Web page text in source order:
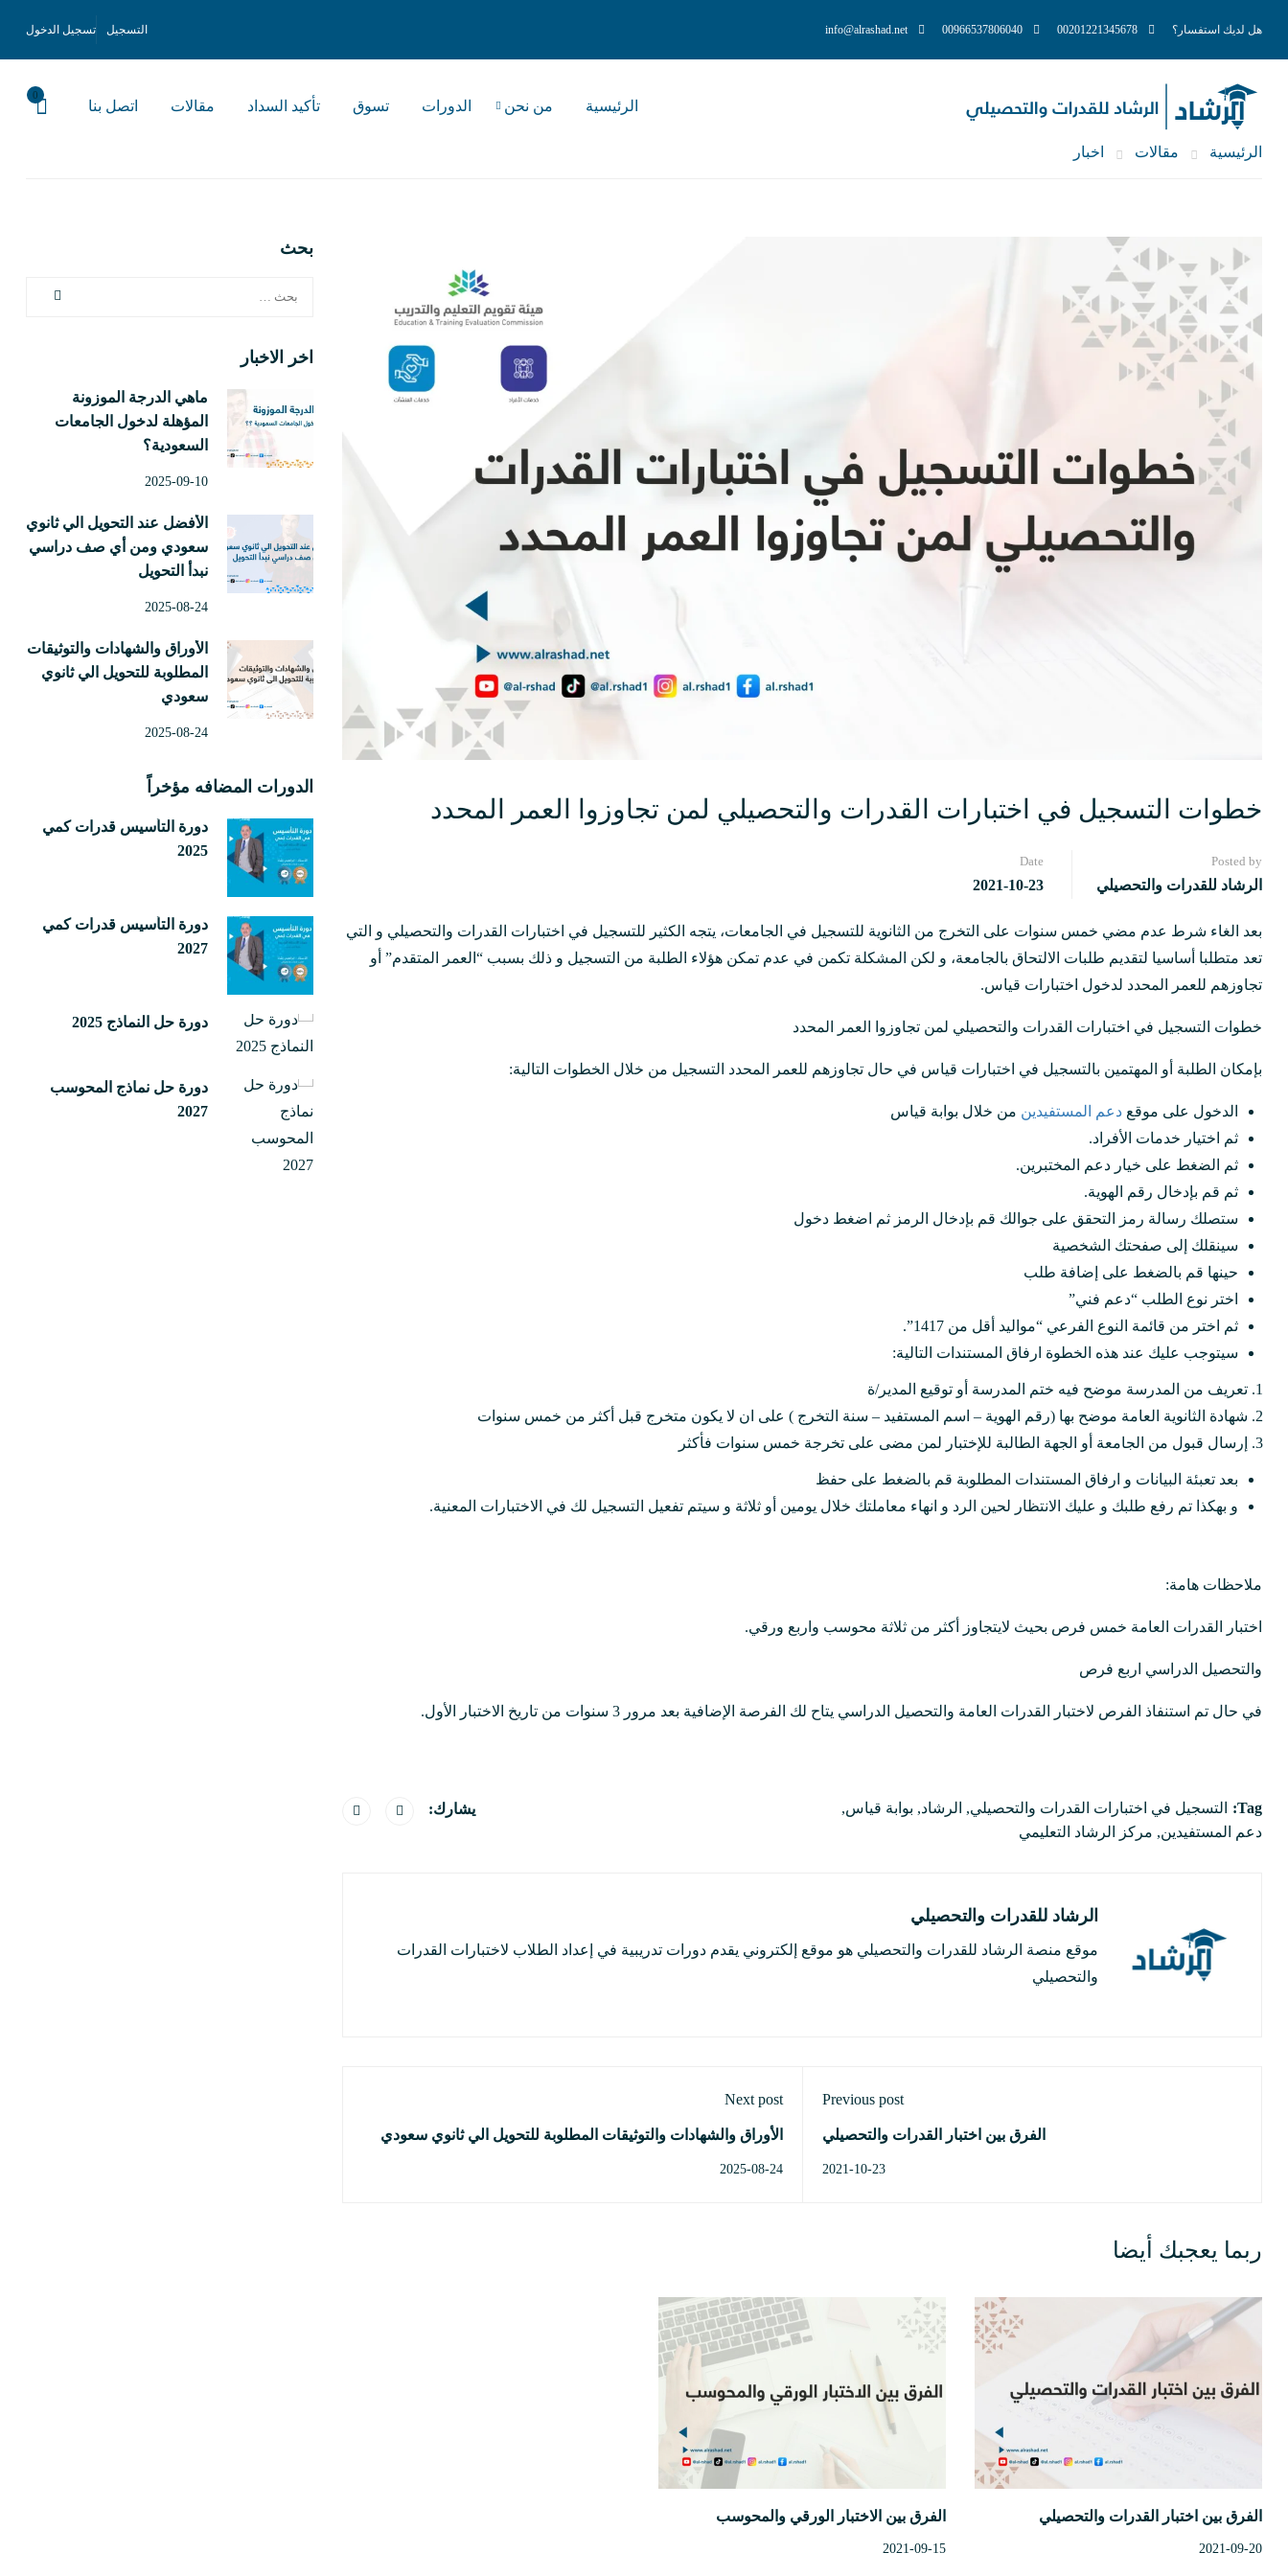
هل لديك استفسار؟ 00201221345678
00966537806040
info@alrashad.net التسجيل تسجيل الدخول
الرئيسية من نحن الدورات تسوق تأكيد السداد مقالات اتصل بنا
0
الرئيسية مقالات اخبار
خطوات التسجيل في اختبارات القدرات والتحصيلي لمن تجاوزوا العمر المحدد
Posted by
الرشاد للقدرات والتحصيلي
Date
2021-10-23
بعد الغاء شرط عدم مضي خمس سنوات على التخرج من الثانوية للتسجيل في الجامعات، يتجه الكثير للتسجيل في اختبارات القدرات والتحصيلي و التي
تعد متطلبا أساسيا لتقديم طلبات الالتحاق بالجامعة، و لكن المشكلة تكمن في عدم تمكن هؤلاء الطلبة من التسجيل و ذلك بسبب “العمر المتقدم” أو
تجاوزهم للعمر المحدد لدخول اختبارات قياس.
خطوات التسجيل في اختبارات القدرات والتحصيلي لمن تجاوزوا العمر المحدد
بإمكان الطلبة أو المهتمين بالتسجيل في اختبارات قياس في حال تجاوزهم للعمر المحدد التسجيل من خلال الخطوات التالية:
الدخول على موقع دعم المستفيدين من خلال بوابة قياس
ثم اختيار خدمات الأفراد.
ثم الضغط على خيار دعم المختبرين.
ثم قم بإدخال رقم الهوية.
ستصلك رسالة رمز التحقق على جوالك قم بإدخال الرمز ثم اضغط دخول
سينقلك إلى صفحتك الشخصية
حينها قم بالضغط على إضافة طلب
اختر نوع الطلب “دعم فني”
ثم اختر من قائمة النوع الفرعي “مواليد أقل من 1417”.
سيتوجب عليك عند هذه الخطوة ارفاق المستندات التالية:
تعريف من المدرسة موضح فيه ختم المدرسة أو توقيع المدير/ة
شهادة الثانوية العامة موضح بها (رقم الهوية – اسم المستفيد – سنة التخرج ) على ان لا يكون متخرج قبل أكثر من خمس سنوات
إرسال قبول من الجامعة أو الجهة الطالبة للإختبار لمن مضى على تخرجة خمس سنوات فأكثر
بعد تعبئة البيانات و ارفاق المستندات المطلوبة قم بالضغط على حفظ
و بهكذا تم رفع طلبك و عليك الانتظار لحين الرد و انهاء معاملتك خلال يومين أو ثلاثة و سيتم تفعيل التسجيل لك في الاختبارات المعنية.
ملاحظات هامة:
اختبار القدرات العامة خمس فرص بحيث لايتجاوز أكثر من ثلاثة محوسب واربع ورقي.
والتحصيل الدراسي اربع فرص
في حال تم استنفاذ الفرص لاختبار القدرات العامة والتحصيل الدراسي يتاح لك الفرصة الإضافية بعد مرور 3 سنوات من تاريخ الاختبار الأول.
Tag: التسجيل في اختبارات القدرات والتحصيلي, الرشاد, بوابة قياس,
دعم المستفيدين, مركز الرشاد التعليمي
يشارك:
الرشاد للقدرات والتحصيلي
موقع منصة الرشاد للقدرات والتحصيلي هو موقع إلكتروني يقدم دورات تدريبية في إعداد الطلاب لاختبارات القدرات
والتحصيلي
Previous post
الفرق بين اختبار القدرات والتحصيلي
2021-10-23
Next post
الأوراق والشهادات والتوثيقات المطلوبة للتحويل الي ثانوي سعودي
2025-08-24
ربما يعجبك أيضا
الفرق بين اختبار القدرات والتحصيلي
2021-09-20
الفرق بين الاختبار الورقي والمحوسب
2021-09-15
بحث
اخر الاخبار
ماهي الدرجة الموزونة
المؤهلة لدخول الجامعات
السعودية؟
2025-09-10
الأفضل عند التحويل الي ثانوي
سعودي ومن أي صف دراسي
نبدأ التحويل
2025-08-24
الأوراق والشهادات والتوثيقات
المطلوبة للتحويل الي ثانوي
سعودي
2025-08-24
الدورات المضافه مؤخراً
دورة التأسيس قدرات كمي
2025
دورة التأسيس قدرات كمي
2027
دورة حل النماذج 2025
دورة حل نماذج المحوسب
2027